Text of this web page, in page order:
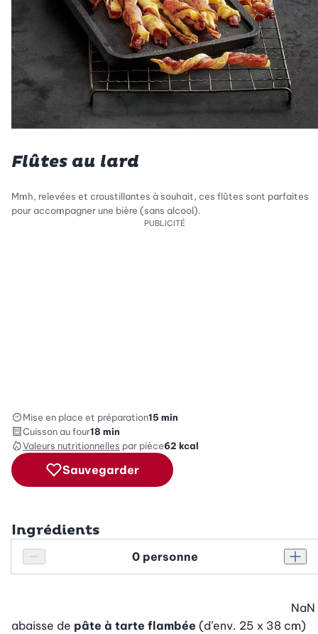
Flûtes au lard
Mmh, relevées et croustillantes à souhait, ces flûtes sont parfaites
pour accompagner une bière (sans alcool).
PUBLICITÉ
Mise en place et préparation15 min
Cuisson au four18 min
Valeurs nutritionnelles par pièce62 kcal
Sauvegarder
Ingrédients
Réduire le nombre de personnes
Personnes
abaisse de pâte à tarte flambée (d’env. 25 x 38 cm)
NaN